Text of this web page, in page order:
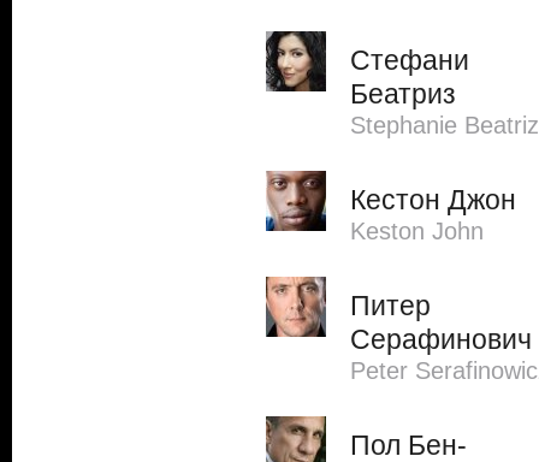
Стефани
Беатриз
Stephanie Beatriz
Кестон Джон
Keston John
Питер
Серафинович
Peter
Пол Бен-